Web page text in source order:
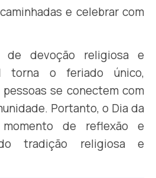
e celebrar com
de devoção religiosa e
torna o feriado único,
se conectem com
Portanto, o Dia da
de reflexão e
tradição religiosa e